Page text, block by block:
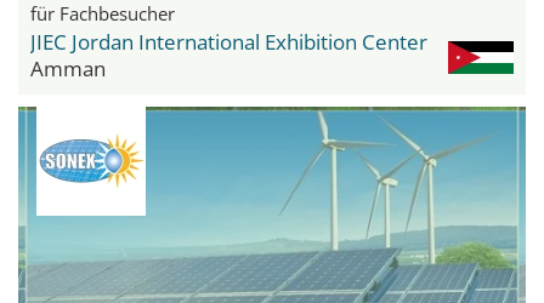
für Fachbesucher
JIEC Jordan International Exhibition Center
Amman